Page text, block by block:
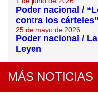
Poder nacional /
contra los cárteles”
25 de mayo de 2026
Poder nacional /
Leyen
MÁS NOTICIAS